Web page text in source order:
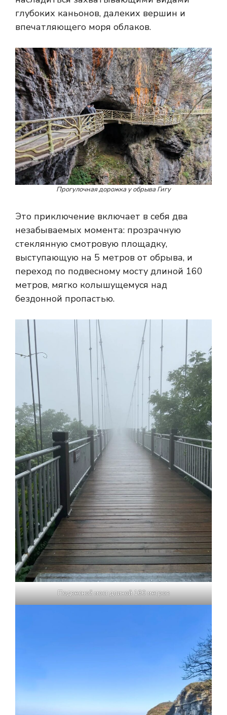
глубоких каньонов, далеких вершин и
впечатляющего моря облаков.
Прогулочная дорожка у обрыва Гигу
Это приключение включает в себя два
незабываемых момента: прозрачную
стеклянную смотровую площадку,
выступающую на 5 метров от обрыва, и
переход по подвесному мосту длиной 160
метров, мягко колышущемуся над
бездонной пропастью.
Подвесной мост длиной 160 метров